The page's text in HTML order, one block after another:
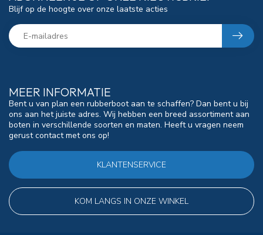
MEER INFORMATIE
Bent u van plan een rubberboot aan te schaffen? Dan bent u bij
ons aan het juiste adres. Wij hebben een breed assortiment aan
boten in verschillende soorten en maten. Heeft u vragen neem
gerust contact met ons op!
KLANTENSERVICE
KOM LANGS IN ONZE WINKEL
Blijf op de hoogte over onze laatste acties